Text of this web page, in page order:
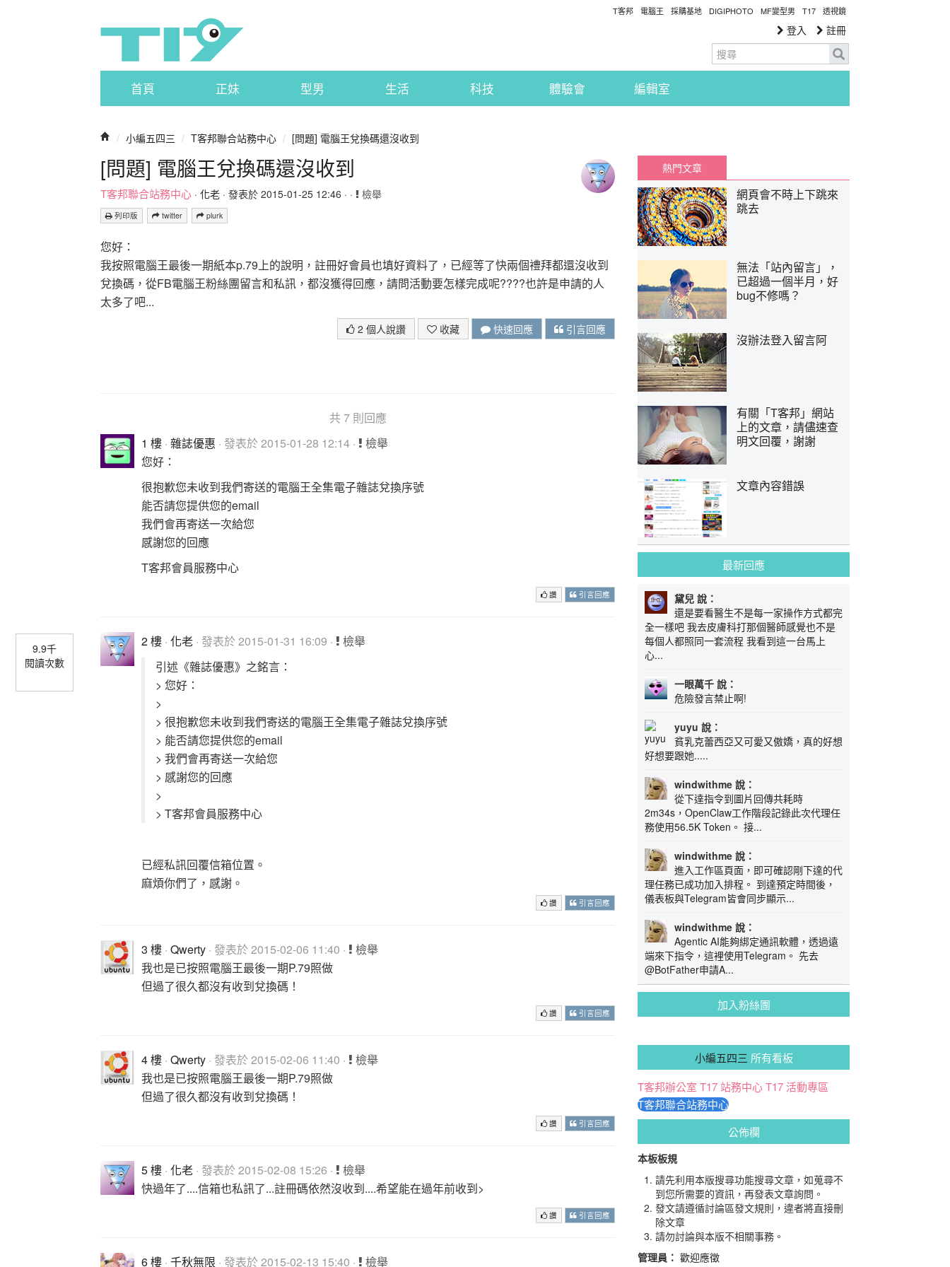
T客邦 電腦王 採購基地 DIGIPHOTO MF變型男 T17 透視鏡
登入 註冊
首頁 正妹 型男 生活 科技 體驗會 編輯室
/ 小編五四三 / T客邦聯合站務中心 / [問題] 電腦王兌換碼還沒收到
[問題] 電腦王兌換碼還沒收到
T客邦聯合站務中心 · 化老 · 發表於 2015-01-25 12:46 · · 檢舉
列印版 twitter plurk
9.9千
閱讀次數
您好：
我按照電腦王最後一期紙本p.79上的說明，註冊好會員也填好資料了，已經等了快兩個禮拜都還沒收到
兌換碼，從FB電腦王粉絲團留言和私訊，都沒獲得回應，請問活動要怎樣完成呢????也許是申請的人
太多了吧...
2 個人說讚 收藏 快速回應 引言回應
共 7 則回應
1 樓 · 雜誌優惠 · 發表於 2015-01-28 12:14 ·
檢舉
您好：
很抱歉您未收到我們寄送的電腦王全集電子雜誌兌換序號
能否請您提供您的email
我們會再寄送一次給您
感謝您的回應
T客邦會員服務中心
讚 引言回應
2 樓 · 化老 · 發表於 2015-01-31 16:09 ·
檢舉
引述《雜誌優惠》之銘言：
> 您好：
>
> 很抱歉您未收到我們寄送的電腦王全集電子雜誌兌換序號
> 能否請您提供您的email
> 我們會再寄送一次給您
> 感謝您的回應
>
> T客邦會員服務中心
已經私訊回覆信箱位置。
麻煩你們了，感謝。
讚 引言回應
3 樓 · Qwerty · 發表於 2015-02-06 11:40 ·
檢舉
我也是已按照電腦王最後一期P.79照做
但過了很久都沒有收到兌換碼！
讚 引言回應
4 樓 · Qwerty · 發表於 2015-02-06 11:40 ·
檢舉
我也是已按照電腦王最後一期P.79照做
但過了很久都沒有收到兌換碼！
讚 引言回應
5 樓 · 化老 · 發表於 2015-02-08 15:26 ·
檢舉
快過年了....信箱也私訊了...註冊碼依然沒收到....希望能在過年前收到>
讚 引言回應
6 樓 · 千秋無限 · 發表於 2015-02-13 15:40 · 檢舉
熱門文章
網頁會不時上下跳來
跳去
無法「站內留言」，
已超過一個半月，好
bug不修嗎？
沒辦法登入留言阿
有關「T客邦」網站
上的文章，請儘速查
明文回覆，謝謝
文章內容錯誤
最新回應
黛兒 說：
還是要看醫生不是每一家操作方式都完
全一樣吧 我去皮膚科打那個醫師感覺也不是
每個人都照同一套流程 我看到這一台馬上
心...
一眼萬千 說：
危險發言禁止啊!
yuyu 說：
貧乳克蕾西亞又可愛又傲嬌，真的好想
好想要跟她.....
windwithme 說：
從下達指令到圖片回傳共耗時
2m34s，OpenClaw工作階段記錄此次代理任
務使用56.5K Token。 接...
windwithme 說：
進入工作區頁面，即可確認剛下達的代
理任務已成功加入排程。 到達預定時間後，
儀表板與Telegram皆會同步顯示...
windwithme 說：
Agentic AI能夠綁定通訊軟體，透過遠
端來下指令，這裡使用Telegram。 先去
@BotFather申請A...
加入粉絲團
小編五四三 所有看板
T客邦辦公室 T17 站務中心T17 活動專區
T客邦聯合站務中心
公佈欄
本板板規
請先利用本版搜尋功能搜尋文章，如蒐尋不
到您所需要的資訊，再發表文章詢問。
發文請遵循討論區發文規則，違者將直接刪
除文章
請勿討論與本版不相關事務。
管理員： 歡迎應徵